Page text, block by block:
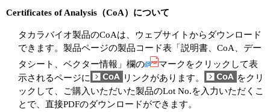
Certificates of Analysis（CoA）について
タカラバイオ製品のCoAは、ウェブサイトからダウンロード
できます。製品ページの製品コード表「説明書、CoA、デー
タシート、ベクター情報」欄の
マークをクリックして表
示されるページに
リンクがあります。
をクリ
ックして、ご購入いただいた製品のLot No.を入力いただくこ
とで、直接PDFのダウンロードができます。